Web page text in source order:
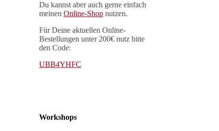
Du kannst aber auch gerne einfach
meinen Online-Shop nutzen.
Für Deine aktuellen Online-
Bestellungen unter 200€ nutz bitte
den Code:
UBB4YHFC
Workshops